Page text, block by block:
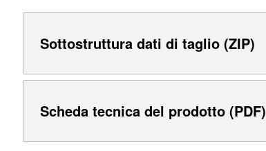
Sottostruttura dati di taglio (ZIP)
Scheda tecnica del prodotto (PDF)